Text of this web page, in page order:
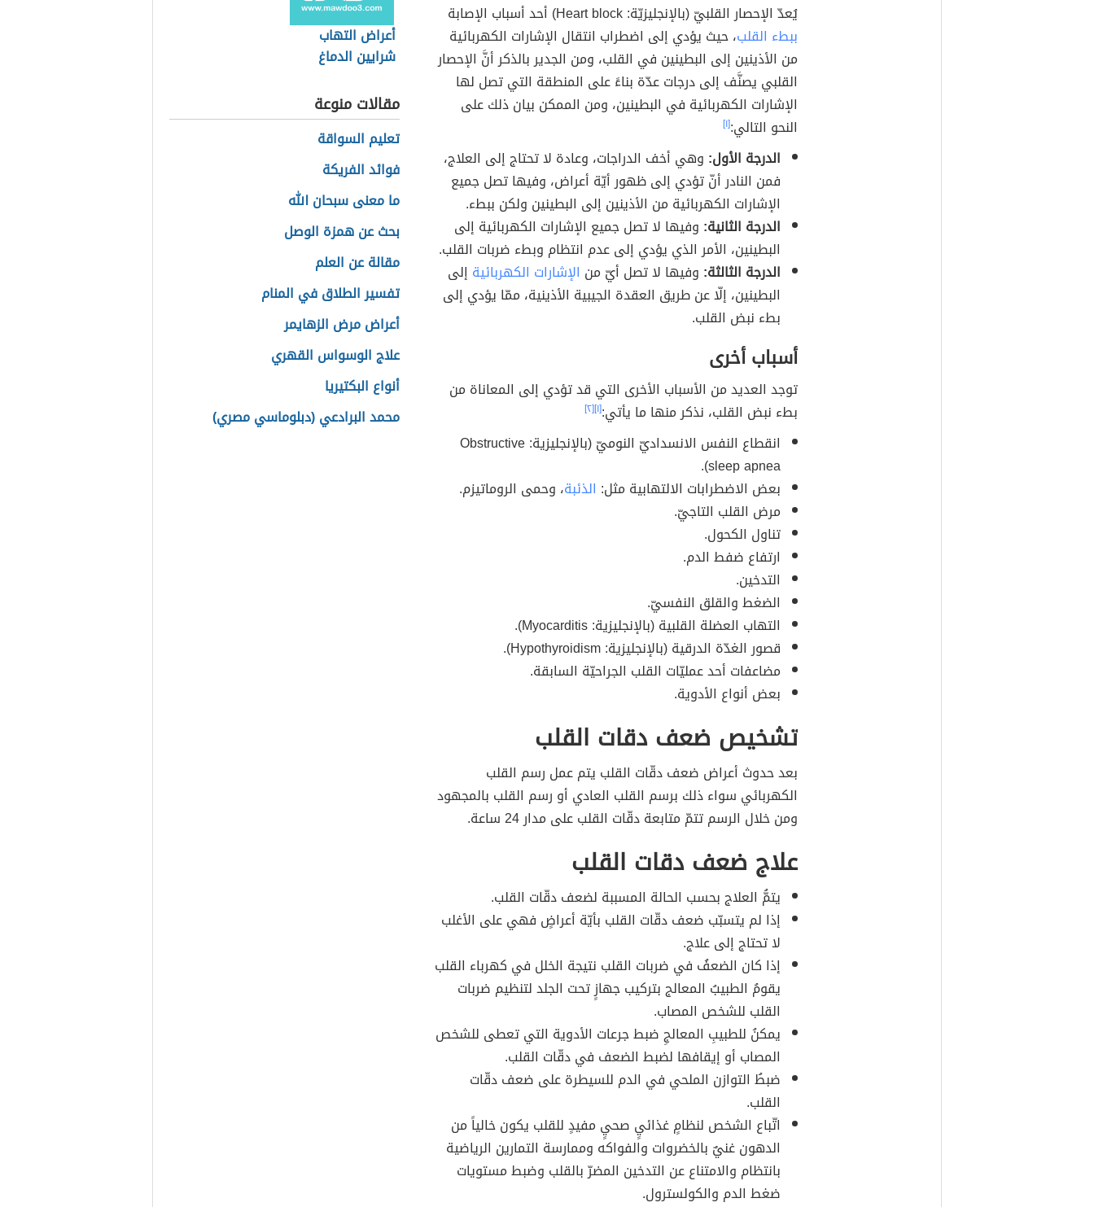
يُعدّ الإحصار القلبيّ (بالإنجليزيّة: Heart block) أحد أسباب الإصابة
ببطء القلب، حيث يؤدي إلى اضطراب انتقال الإشارات الكهربائية
من الأذينين إلى البطينين في القلب، ومن الجدير بالذكر أنَّ الإحصار
القلبي يصنَّف إلى درجات عدّة بناءً على المنطقة التي تصل لها
الإشارات الكهربائية في البطينين، ومن الممكن بيان ذلك على
النحو التالي:[١]
الدرجة الأول: وهي أخف الدراجات، وعادة لا تحتاج إلى العلاج،
فمن النادر أنّ تؤدي إلى ظهور أيّة أعراض، وفيها تصل جميع
الإشارات الكهربائية من الأذينين إلى البطينين ولكن ببطء.
الدرجة الثانية: وفيها لا تصل جميع الإشارات الكهربائية إلى
البطينين، الأمر الذي يؤدي إلى عدم انتظام وبطء ضربات القلب.
الدرجة الثالثة: وفيها لا تصل أيّ من الإشارات الكهربائية إلى
البطينين، إلّا عن طريق العقدة الجيبية الأذينية، ممّا يؤدي إلى
بطء نبض القلب.
أسباب أخرى
توجد العديد من الأسباب الأخرى التي قد تؤدي إلى المعاناة من
بطء نبض القلب، نذكر منها ما يأتي:[١] [٢]
انقطاع النفس الانسداديّ النوميّ (بالإنجليزية: Obstructive
sleep apnea).
بعض الاضطرابات الالتهابية مثل: الذئبة، وحمى الروماتيزم.
مرض القلب التاجيّ.
تناول الكحول.
ارتفاع ضفط الدم.
التدخين.
الضغط والقلق النفسيّ.
التهاب العضلة القلبية (بالإنجليزية: Myocarditis).
قصور الغدّة الدرقية (بالإنجليزية: Hypothyroidism).
مضاعفات أحد عمليّات القلب الجراحيّة السابقة.
بعض أنواع الأدوية.
تشخيص ضعف دقات القلب
بعد حدوث أعراض ضعف دقّات القلب يتم عمل رسم القلب
الكهربائي سواء ذلك برسم القلب العادي أو رسم القلب بالمجهود
ومن خلال الرسم تتمّ متابعة دقّات القلب على مدار 24 ساعة.
علاج ضعف دقات القلب
يتمُّ العلاج بحسب الحالة المسببة لضعف دقّات القلب.
إذا لم يتسبّب ضعف دقّات القلب بأيّة أعراضٍ فهي على الأغلب
لا تحتاج إلى علاج.
إذا كان الضعفُ في ضربات القلب نتيجة الخلل في كهرباء القلب
يقومُ الطبيبُ المعالج بتركيب جهازٍ تحت الجلد لتنظيم ضربات
القلب للشخص المصاب.
يمكنُ للطبيبِ المعالجِ ضبط جرعات الأدوية التي تعطى للشخص
المصاب أو إيقافها لضبط الضعف في دقّات القلب.
ضبطُ التوازن الملحي في الدم للسيطرة على ضعف دقّات
القلب.
اتّباع الشخص لنظامٍ غذائيٍ صحيٍ مفيدٍ للقلب يكون خالياً من
الدهون غنيٌ بالخضروات والفواكه وممارسة التمارين الرياضية
بانتظام والامتناع عن التدخين المضرّ بالقلب وضبط مستويات
ضغط الدم والكولسترول.
أعراض التهاب
شرايين الدماغ
مقالات منوعة
تعليم السواقة
فوائد الفريكة
ما معنى سبحان الله
بحث عن همزة الوصل
مقالة عن العلم
تفسير الطلاق في المنام
أعراض مرض الزهايمر
علاج الوسواس القهري
أنواع البكتيريا
محمد البرادعي (دبلوماسي مصري)